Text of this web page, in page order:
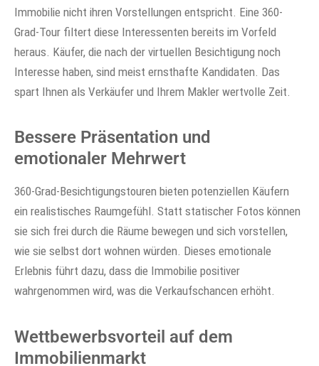
Immobilie nicht ihren Vorstellungen entspricht. Eine 360-
Grad-Tour filtert diese Interessenten bereits im Vorfeld
heraus. Käufer, die nach der virtuellen Besichtigung noch
Interesse haben, sind meist ernsthafte Kandidaten. Das
spart Ihnen als Verkäufer und Ihrem Makler wertvolle Zeit.
Bessere Präsentation und
emotionaler Mehrwert
360-Grad-Besichtigungstouren bieten potenziellen Käufern
ein realistisches Raumgefühl. Statt statischer Fotos können
sie sich frei durch die Räume bewegen und sich vorstellen,
wie sie selbst dort wohnen würden. Dieses emotionale
Erlebnis führt dazu, dass die Immobilie positiver
wahrgenommen wird, was die Verkaufschancen erhöht.
Wettbewerbsvorteil auf dem
Immobilienmarkt